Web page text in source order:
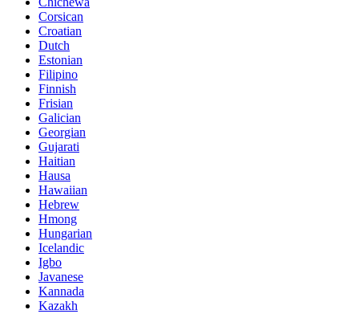
Corsican
Croatian
Dutch
Estonian
Filipino
Finnish
Frisian
Galician
Georgian
Gujarati
Haitian
Hausa
Hawaiian
Hebrew
Hmong
Hungarian
Icelandic
Igbo
Javanese
Kannada
Kazakh